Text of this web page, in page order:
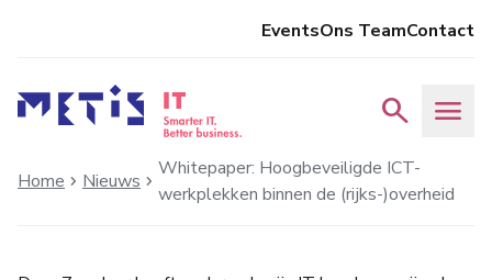
EventsOns TeamContact
search menu
Home chevron_right Nieuws chevron_right
Whitepaper: Hoogbeveiligde ICT-
werkplekken binnen de (rijks-)overheid